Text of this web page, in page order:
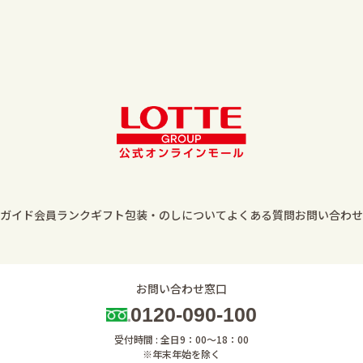
イド会員ランクギフト包装・のしについてよくある質問お問い合わせ
お問い合わせ窓口
0120-090-100
受付時間 : 全日9：00～18：00
※年末年始を除く